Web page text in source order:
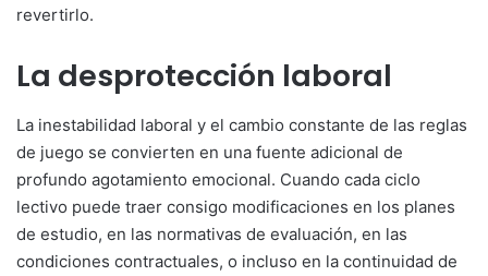
revertirlo.
La desprotección laboral
La inestabilidad laboral y el cambio constante de las reglas
de juego se convierten en una fuente adicional de
profundo agotamiento emocional. Cuando cada ciclo
lectivo puede traer consigo modificaciones en los planes
de estudio, en las normativas de evaluación, en las
condiciones contractuales, o incluso en la continuidad de